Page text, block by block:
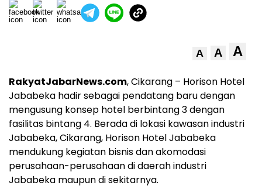
A A A
RakyatJabarNews.com, Cikarang – Horison Hotel
Jababeka hadir sebagai pendatang baru dengan
mengusung konsep hotel berbintang 3 dengan
fasilitas bintang 4. Berada di lokasi kawasan industri
Jababeka, Cikarang, Horison Hotel Jababeka
mendukung kegiatan bisnis dan akomodasi
perusahaan-perusahaan di daerah industri
Jababeka maupun di sekitarnya.